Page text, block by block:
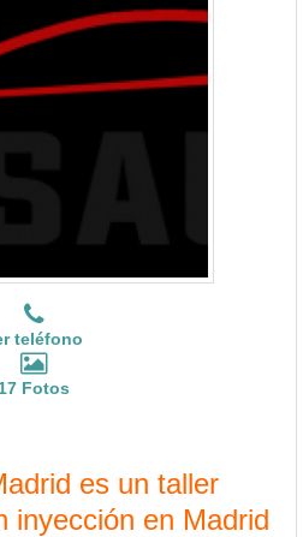
teléfono
17 Fotos
es un taller
inyección en Madrid